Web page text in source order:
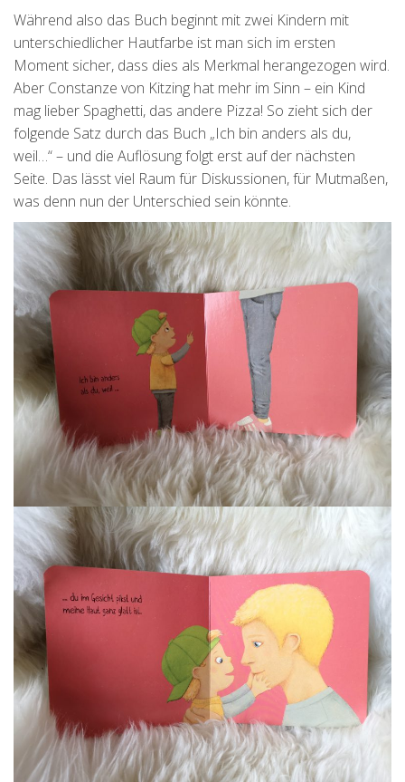
Während also das Buch beginnt mit zwei Kindern mit
unterschiedlicher Hautfarbe ist man sich im ersten
Moment sicher, dass dies als Merkmal herangezogen wird.
Aber Constanze von Kitzing hat mehr im Sinn – ein Kind
mag lieber Spaghetti, das andere Pizza! So zieht sich der
folgende Satz durch das Buch „Ich bin anders als du,
weil…“ – und die Auflösung folgt erst auf der nächsten
Seite. Das lässt viel Raum für Diskussionen, für Mutmaßen,
was denn nun der Unterschied sein könnte.